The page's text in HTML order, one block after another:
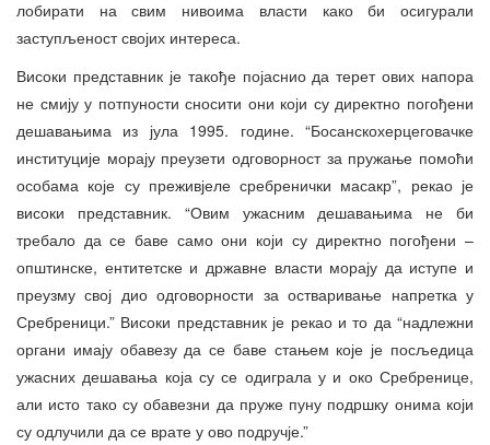
лобирати на свим нивоима власти како би осигурали
заступљеност својих интереса.
Високи представник је такође појаснио да терет ових напора
не смију у потпуности сносити они који су директно погођени
дешавањима из јула 1995. године. “Босанскохерцеговачке
институције морају преузети одговорност за пружање помоћи
особама које су преживјеле сребренички масакр”, рекао је
високи представник. “Овим ужасним дешавањима не би
требало да се баве само они који су директно погођени –
општинске, ентитетске и државне власти морају да иступе и
преузму свој дио одговорности за остваривање напретка у
Сребреници.” Високи представник је рекао и то да “надлежни
органи имају обавезу да се баве стањем које је посљедица
ужасних дешавања која су се одиграла у и око Сребренице,
али исто тако су обавезни да пруже пуну подршку онима који
су одлучили да се врате у ово подручје.”